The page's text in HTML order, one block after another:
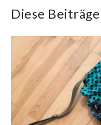
Diese